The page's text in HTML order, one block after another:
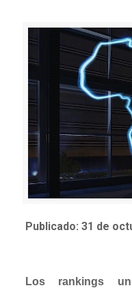
Publicado: 31 de
Los rankings